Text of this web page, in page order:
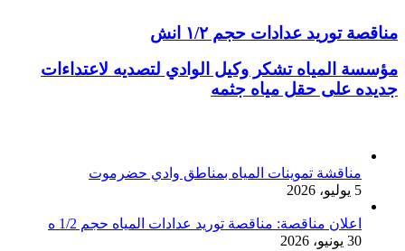
مناقصة توريد عدادات حجم ١/٢ انش
مؤسسة المياه تشكر وكيل الوادي لتصديه لاعتداءات
جديده على حقل مياه جثمه
مناقشة تموينات المياه بمناطق وادي حضرموت
5 يوليو، 2026
اعلان مناقصة: مناقصة توريد عدادات المياه حجم 1/2 ه
30 يونيو، 2026